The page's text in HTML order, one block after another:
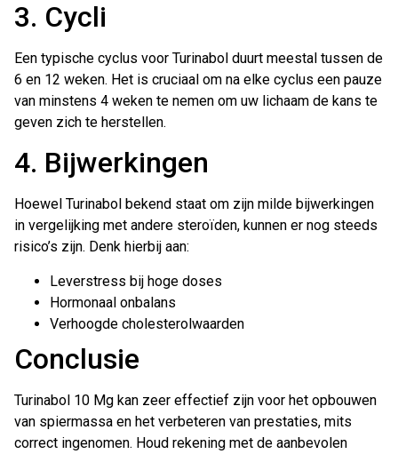
3. Cycli
Een typische cyclus voor Turinabol duurt meestal tussen de
6 en 12 weken. Het is cruciaal om na elke cyclus een pauze
van minstens 4 weken te nemen om uw lichaam de kans te
geven zich te herstellen.
4. Bijwerkingen
Hoewel Turinabol bekend staat om zijn milde bijwerkingen
in vergelijking met andere steroïden, kunnen er nog steeds
risico’s zijn. Denk hierbij aan:
Leverstress bij hoge doses
Hormonaal onbalans
Verhoogde cholesterolwaarden
Conclusie
Turinabol 10 Mg kan zeer effectief zijn voor het opbouwen
van spiermassa en het verbeteren van prestaties, mits
correct ingenomen. Houd rekening met de aanbevolen